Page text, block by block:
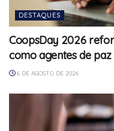
DESTAQUES
CoopsDay 2026
como agentes de
6 DE AGOSTO DE 2026